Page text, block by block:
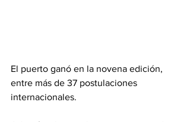
El puerto ganó en la novena edición,
entre más de 37 postulaciones
internacionales.